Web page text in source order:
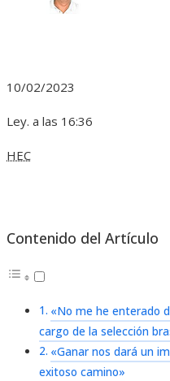
10/02/2023
Ley. a las 16:36
HEC
Contenido del Artículo
«No me he enterado
cargo de la selección
«Ganar nos dará un
exitoso camino»